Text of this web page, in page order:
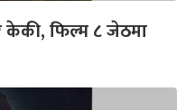
र केकी, फिल्म ८ जेठमा